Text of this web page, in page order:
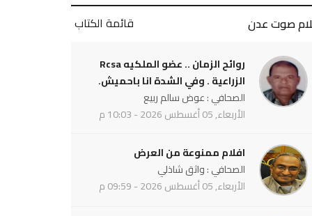
صوت عدن قائمة الكتاب
روائح الزمان .. عضو الملكيه Rcsa
الزراعية . وفي الشدة انا باحميش.
الصحافي : عوض سالم ربيع
الأربعاء, 05 أغسطس 2026 - 10:03 م
افلام ممنوعة من العرض
الصحافي : واثق شاذلي
الأربعاء, 05 أغسطس 2026 - 09:59 م